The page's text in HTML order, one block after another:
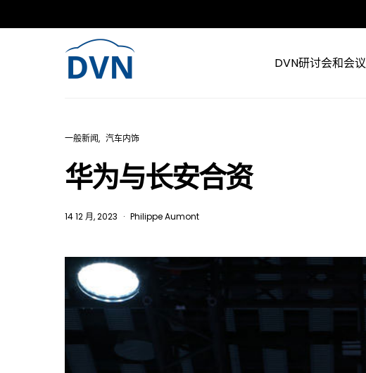
DVN研讨会和会议
一般新闻 汽车内饰
华为与长安合资
14 12 月, 2023 Philippe Aumont